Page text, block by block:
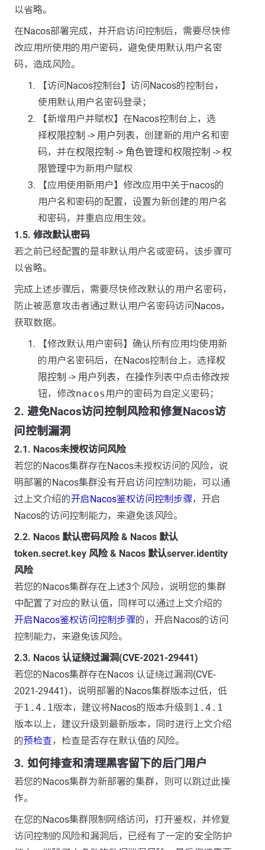
以省略。
在Nacos部署完成，并开启访问控制后，需要尽快修
改应用所使用的用户密码，避免使用默认用户名密
码，造成风险。
【访问Nacos控制台】访问Nacos的控制台，
使用默认用户名密码登录；
【新增用户并赋权】在Nacos控制台上，选
择权限控制 -> 用户列表，创建新的用户名和密
码，并在权限控制 -> 角色管理和权限控制 -> 权
限管理中为新用户赋权
【应用使用新用户】修改应用中关于nacos的
用户名和密码的配置，设置为新创建的用户名
和密码，并重启应用生效。
1.5. 修改默认密码
若之前已经配置的是非默认用户名或密码，该步骤可
以省略。
完成上述步骤后，需要尽快修改默认的用户名密码，
防止被恶意攻击者通过默认用户名密码访问Nacos，
获取数据。
【修改默认用户密码】确认所有应用均使用新
的用户名密码后，在Nacos控制台上，选择权
限控制 -> 用户列表，在操作列表中点击修改按
钮，修改nacos用户的密码为自定义密码；
2. 避免Nacos访问控制风险和修复Nacos访
问控制漏洞
2.1. Nacos未授权访问风险
若您的Nacos集群存在Nacos未授权访问的风险，说
明部署的Nacos集群没有开启访问控制功能，可以通
过上文介绍的开启Nacos鉴权访问控制步骤，开启
Nacos的访问控制能力，来避免该风险。
2.2. Nacos 默认密码风险 & Nacos 默认
token.secret.key 风险 & Nacos 默认server.identity
风险
若您的Nacos集群存在上述3个风险，说明您的集群
中配置了对应的默认值，同样可以通过上文介绍的
开启Nacos鉴权访问控制步骤的，开启Nacos的访问
控制能力，来避免该风险。
2.3. Nacos 认证绕过漏洞(CVE-2021-29441)
若您的Nacos集群存在Nacos 认证绕过漏洞(CVE-
2021-29441)，说明部署的Nacos集群版本过低，低
于1.4.1版本，建议将Nacos的版本升级到 1.4.1
版本以上，建议升级到最新版本，同时进行上文介绍
的预检查，检查是否存在默认值的风险。
3. 如何排查和清理黑客留下的后门用户
若您的Nacos集群为新部署的集群，则可以跳过此操
作。
在您的Nacos集群限制网络访问，打开鉴权，并修复
访问控制的风险和漏洞后，已经有了一定的安全防护